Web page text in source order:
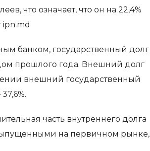
что означает, что он на 22,4%
ipn.md
банком, государственный долг
прошлого года. Внешний долг
внешний государственный
часть внутреннего долга
на первичном рынке,